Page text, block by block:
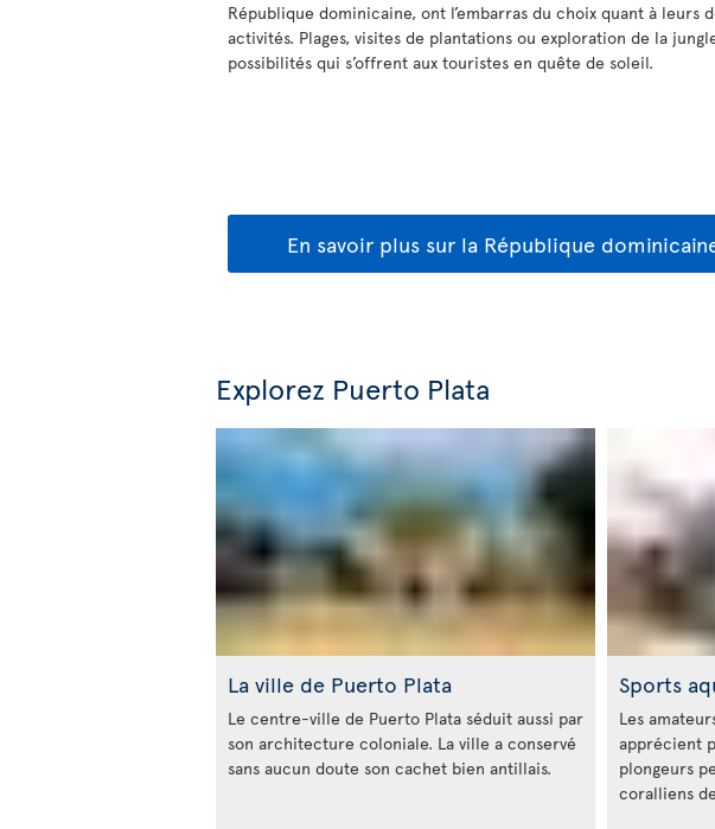
République dominicaine, ont l’embarras du choix quant à leurs
activités. Plages, visites de plantations ou exploration de la
possibilités qui s’offrent aux touristes en quête de soleil.
En savoir plus sur la République
Explorez Puerto Plata
La ville de Puerto Plata
Le centre-ville de Puerto Plata séduit aussi par
son architecture coloniale. La ville a conservé
sans aucun doute son cachet bien antillais.
Sports
Les
apprécient
plongeurs
coralliens